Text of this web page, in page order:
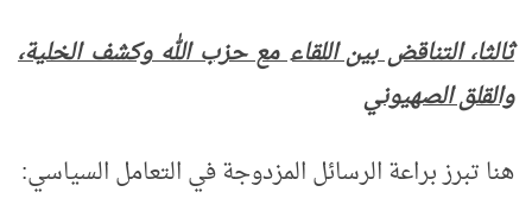
ثالثا، التناقض بين اللقاء مع حزب الله وكشف الخلية،
والقلق الصهيوني
هنا تبرز براعة الرسائل المزدوجة في التعامل السياسي: